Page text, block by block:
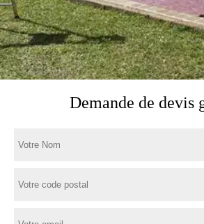
Demande de devis